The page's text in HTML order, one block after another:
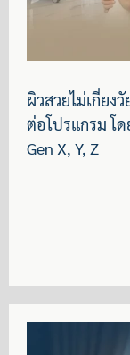
ผิวสวยไม่เกี่ยง
ต่อโปรแกรม โ
Gen X, Y, Z